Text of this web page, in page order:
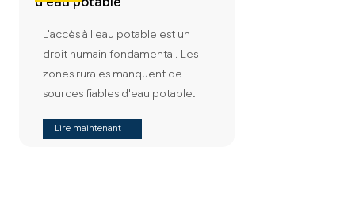
L'accès à l'eau potable est un
droit humain fondamental. Les
zones rurales manquent de
sources fiables d'eau potable.
Lire maintenant